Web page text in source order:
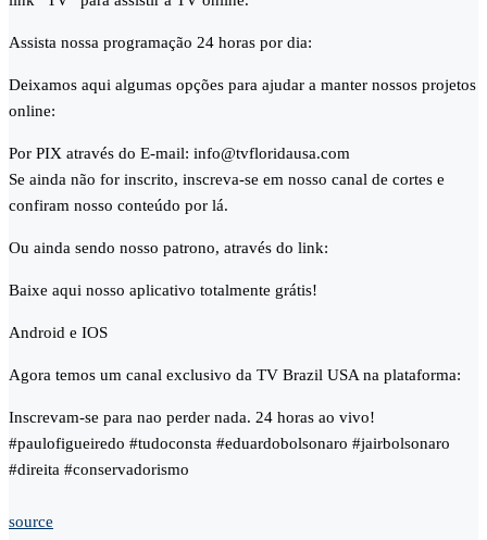
Assista nossa programação 24 horas por dia:
Deixamos aqui algumas opções para ajudar a manter nossos projetos
online:
Por PIX através do E-mail: info@tvfloridausa.com
Se ainda não for inscrito, inscreva-se em nosso canal de cortes e
confiram nosso conteúdo por lá.
Ou ainda sendo nosso patrono, através do link:
Baixe aqui nosso aplicativo totalmente grátis!
Android e IOS
Agora temos um canal exclusivo da TV Brazil USA na plataforma:
Inscrevam-se para nao perder nada. 24 horas ao vivo!
#paulofigueiredo #tudoconsta #eduardobolsonaro #jairbolsonaro
#direita #conservadorismo
source